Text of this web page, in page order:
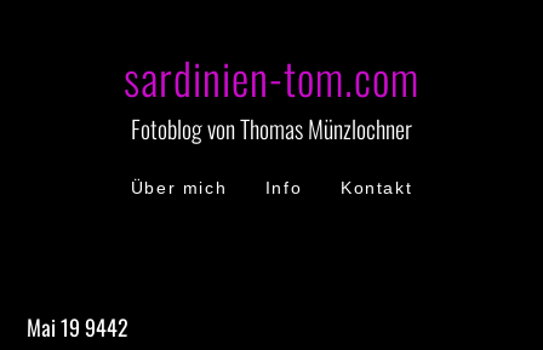
sardinien-tom.com
Fotoblog von Thomas Münzlochner
Über mich Info Kontakt
Mai 19 9442